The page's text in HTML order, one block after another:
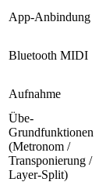
App-Anbindung
Bluetooth MIDI
Aufnahme
Übe-
Grundfunktionen
(Metronom /
Transponierung /
Layer-Split)